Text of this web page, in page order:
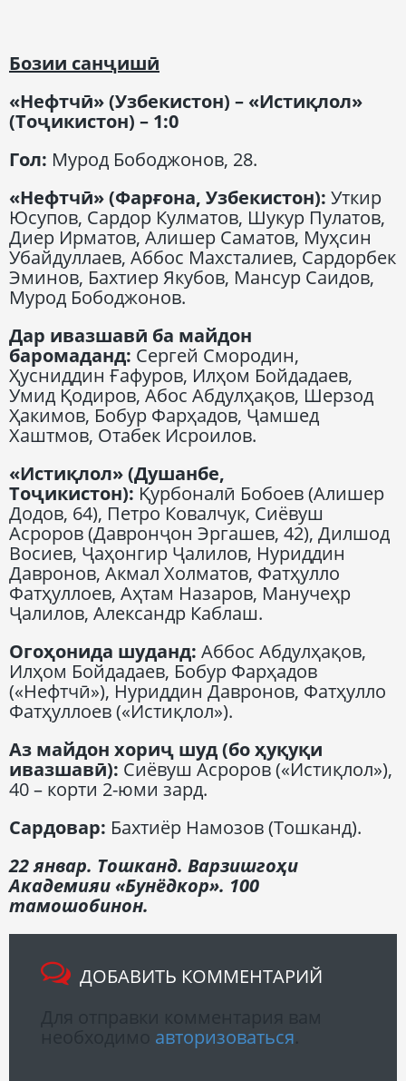
Бозии санҷишӣ
«Нефтчӣ» (Узбекистон) – «Истиқлол»
(Тоҷикистон) – 1:0
Гол: Мурод Бободжонов, 28.
«Нефтчӣ» (Фарғона, Узбекистон): Уткир
Юсупов, Сардор Кулматов, Шукур Пулатов,
Диер Ирматов, Алишер Саматов, Муҳсин
Убайдуллаев, Аббос Махсталиев, Сардорбек
Эминов, Бахтиер Якубов, Мансур Саидов,
Мурод Бободжонов.
Дар ивазшавӣ ба майдон
баромаданд: Сергей Смородин,
Ҳусниддин Ғафуров, Илҳом Бойдадаев,
Умид Қодиров, Абос Абдулҳақов, Шерзод
Ҳакимов, Бобур Фарҳадов, Ҷамшед
Хаштмов, Отабек Исроилов.
«Истиқлол» (Душанбе,
Тоҷикистон): Қурбоналӣ Бобоев (Алишер
Додов, 64), Петро Ковалчук, Сиёвуш
Асроров (Давронҷон Эргашев, 42), Дилшод
Восиев, Ҷаҳонгир Ҷалилов, Нуриддин
Давронов, Акмал Холматов, Фатҳулло
Фатҳуллоев, Аҳтам Назаров, Манучеҳр
Ҷалилов, Александр Каблаш.
Огоҳонида шуданд: Аббос Абдулҳақов,
Илҳом Бойдадаев, Бобур Фарҳадов
(«Нефтчӣ»), Нуриддин Давронов, Фатҳулло
Фатҳуллоев («Истиқлол»).
Аз майдон хориҷ шуд (бо ҳуқуқи
ивазшавӣ): Сиёвуш Асроров («Истиқлол»),
40 – корти 2-юми зард.
Сардовар: Бахтиёр Намозов (Тошканд).
22 январ. Тошканд. Варзишгоҳи
Академияи «Бунёдкор». 100
тамошобинон.
ДОБАВИТЬ КОММЕНТАРИЙ
авторизоваться